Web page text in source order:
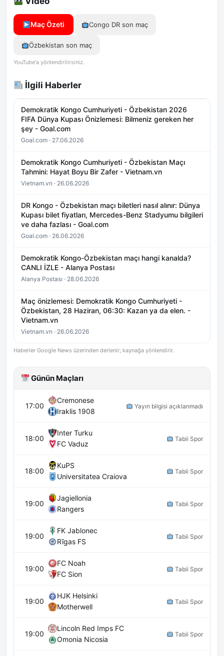
Maç Özeti Congo DR son maç
Özbekistan son maç
YouTube'a yönlendirilirsiniz.
İlgili Haberler
Demokratik Kongo Cumhuriyeti - Özbekistan 2026
FIFA Dünya Kupası Önizlemesi: Bilmeniz gereken her
şey - Goal.com
Goal.com · 27.06.2026
Demokratik Kongo Cumhuriyeti - Özbekistan Maçı
Tahmini: Hayat Boyu Bir Zafer - Vietnam.vn
Vietnam.vn · 26.06.2026
DR Kongo - Özbekistan maçı biletleri nasıl alınır: Dünya
Kupası bilet fiyatları, Mercedes-Benz Stadyumu bilgileri
ve daha fazlası - Goal.com
Goal.com · 26.06.2026
Demokratik Kongo-Özbekistan maçı hangi kanalda?
CANLI İZLE - Alanya Postası
Alanya Postası · 28.06.2026
Maç önizlemesi: Demokratik Kongo Cumhuriyeti -
Özbekistan, 28 Haziran, 06:30: Kazan ya da elen. -
Vietnam.vn
Vietnam.vn · 26.06.2026
Haberler Google News üzerinden derlenir; kaynağa yönlendirir.
Günün Maçları
17:00
Cremonese
Iraklis 1908
Yayın bilgisi açıklanmadı
18:00
Inter Turku
FC Vaduz
Tabii Spor
18:00
KuPS
Universitatea Craiova
Tabii Spor
19:00
Jagiellonia
Rangers
Tabii Spor
19:00
FK Jablonec
Rīgas FS
Tabii Spor
19:00
FC Noah
FC Sion
Tabii Spor
19:00
HJK Helsinki
Motherwell
Tabii Spor
19:00
Lincoln Red Imps FC
Omonia Nicosia
Tabii Spor